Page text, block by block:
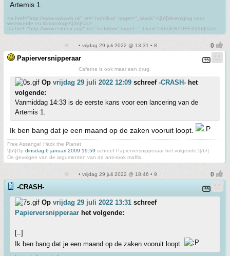
Artemis 1.
<a href="http://www.vwkweb.nl/" rel="nofollow" target="_blank">\[b\]Vereniging voor
weerkunde en klimatologie\[/b\]</a>
<a href="http://www.estofex.org/" rel="nofollow" target="_blank">\[b\]ESTOFEX\[/b\]</a>
• vrijdag 29 juli 2022 @ 13:31 • 8
Papierversnipperaar
Cafeïne is ook maar een drug.
Op vrijdag 29 juli 2022 12:09 schreef -CRASH- het
volgende:
Vanmiddag 14:33 is de eerste kans voor een lancering van de
Artemis 1.
Ik ben bang dat je een maand op de zaken vooruit loopt.
Free Assange! Hack the Planet
\[b\]Op dinsdag 6 januari 2009 19:59 schreef Papierversnipperaar het volgende:\[/b\]
De gevolgen van de argumenten van de anti-rook maffia
• vrijdag 29 juli 2022 @ 18:46 • 9
-CRASH-
Op vrijdag 29 juli 2022 13:31 schreef
Papierversnipperaar het volgende:
[..]
Ik ben bang dat je een maand op de zaken vooruit loopt.